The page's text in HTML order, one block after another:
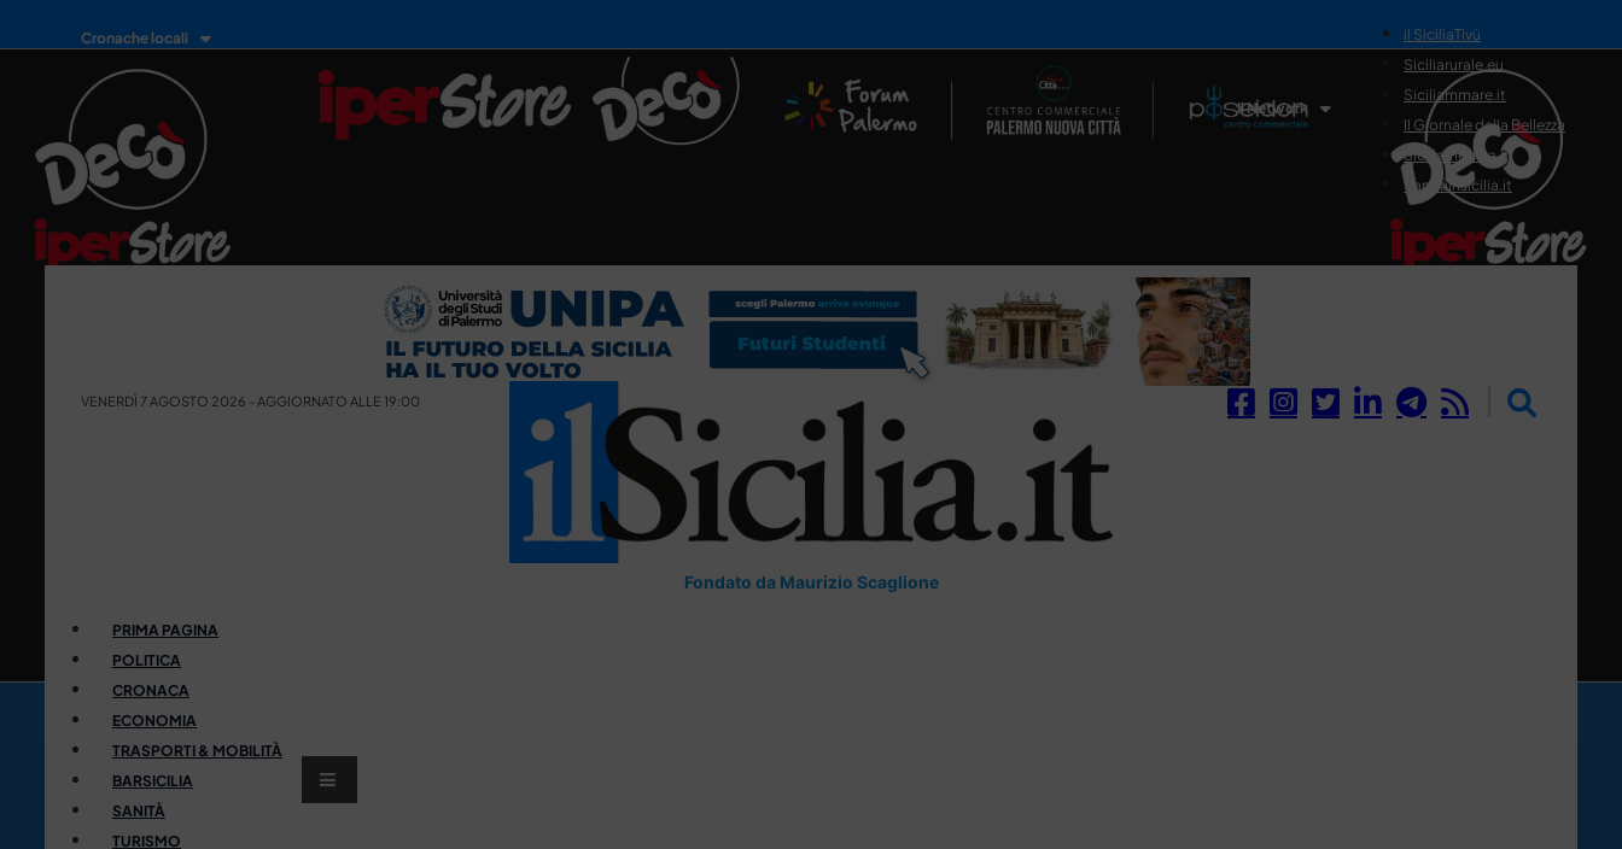
Cronache locali
Il Network
il SiciliaTivù
Siciliarurale.eu
Siciliammare.it
Il Giornale della Bellezza
Siciliamedica.it
Sanitainsicilia.it
VENERDÌ 7 AGOSTO 2026 - AGGIORNATO ALLE 19:00
Fondato da Maurizio Scaglione
PRIMA PAGINA
POLITICA
CRONACA
ECONOMIA
TRASPORTI & MOBILITÀ
BARSICILIA
SANITÀ
TURISMO